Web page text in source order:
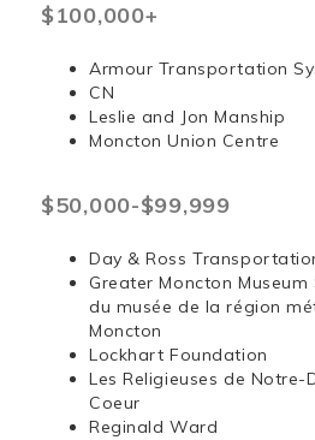
$100,000+
Armour Transportation
CN
Leslie and Jon Manship
Moncton Union Centre
$50,000-$99,999
Day & Ross
Greater Moncton
du musée de la région
Moncton
Lockhart Foundation
Les Religieuses de
Coeur
Reginald Ward